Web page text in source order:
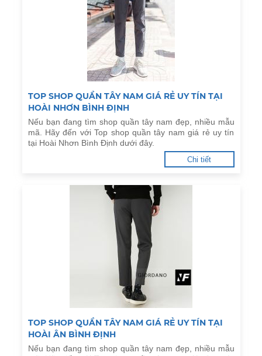
TOP SHOP QUẦN TÂY NAM GIÁ RẺ UY TÍN TẠI
HOÀI NHƠN BÌNH ĐỊNH
Nếu bạn đang tìm shop quần tây nam đẹp, nhiều mẫu
mã. Hãy đến với Top shop quần tây nam giá rẻ uy tín
tại Hoài Nhơn Bình Định dưới đây.
Chi tiết
TOP SHOP QUẦN TÂY NAM GIÁ RẺ UY TÍN TẠI
HOÀI ÂN BÌNH ĐỊNH
Nếu bạn đang tìm shop quần tây nam đẹp, nhiều mẫu